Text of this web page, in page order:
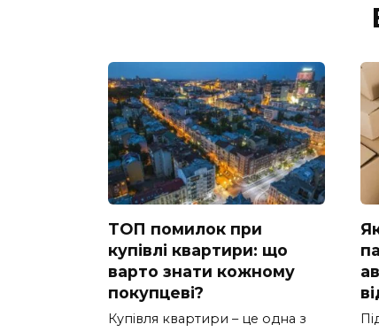
ТОП помилок при
купівлі квартири: що
варто знати кожному
покупцеві?
Купівля квартири – це одна з